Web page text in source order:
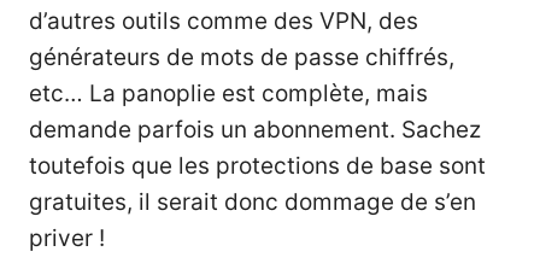
d’autres outils comme des VPN, des
générateurs de mots de passe chiffrés,
etc… La panoplie est complète, mais
demande parfois un abonnement. Sachez
toutefois que les protections de base sont
gratuites, il serait donc dommage de s’en
priver !